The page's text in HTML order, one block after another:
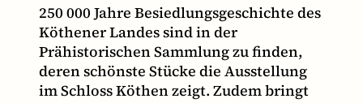
250 000 Jahre Besiedlungsgeschichte des
Köthener Landes sind in der
Prähistorischen Sammlung zu finden,
deren schönste Stücke die Ausstellung
im Schloss Köthen zeigt. Zudem bringt